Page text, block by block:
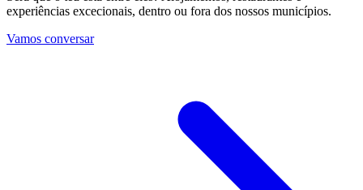
experiências excecionais, dentro ou fora dos nossos municípios.
Vamos conversar